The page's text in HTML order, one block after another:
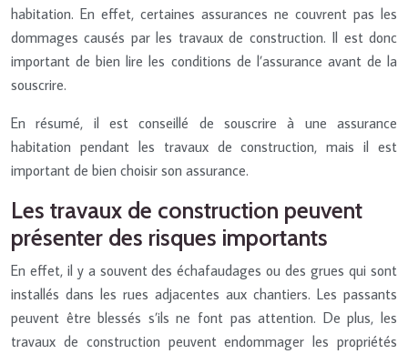
habitation. En effet, certaines assurances ne couvrent pas les
dommages causés par les travaux de construction. Il est donc
important de bien lire les conditions de l’assurance avant de la
souscrire.
En résumé, il est conseillé de souscrire à une assurance
habitation pendant les travaux de construction, mais il est
important de bien choisir son assurance.
Les travaux de construction peuvent
présenter des risques importants
En effet, il y a souvent des échafaudages ou des grues qui sont
installés dans les rues adjacentes aux chantiers. Les passants
peuvent être blessés s’ils ne font pas attention. De plus, les
travaux de construction peuvent endommager les propriétés